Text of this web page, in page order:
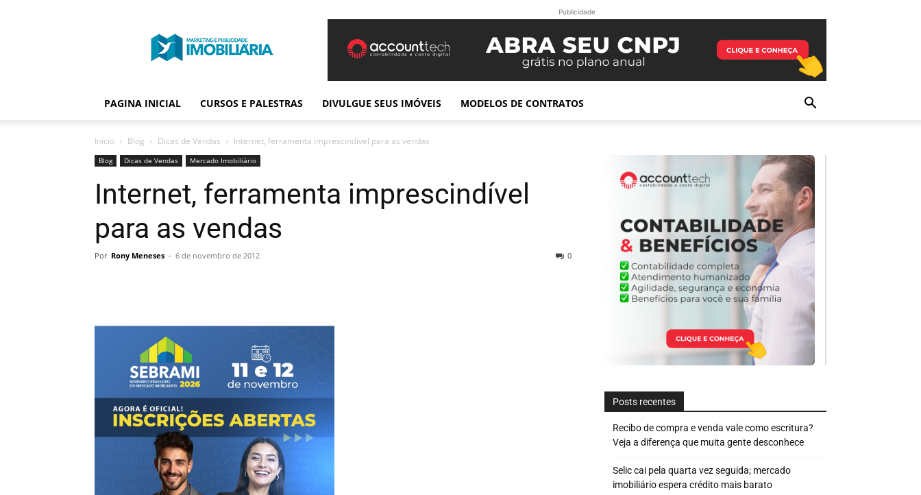
Publicidade
Imobiliária
Publicidade
PAGINA INICIAL CURSOS E PALESTRAS DIVULGUE SEUS IMÓVEIS MODELOS DE CONTRATOS
Início Blog Dicas de Vendas Internet, ferramenta imprescindível para as vendas
Blog Dicas de Vendas Mercado Imobiliário
Internet, ferramenta imprescindível
para as vendas
Por Rony Meneses - 6 de novembro de 2012 0
Posts recentes
Recibo de compra e venda vale como escritura?
Veja a diferença que muita gente desconhece
Selic cai pela quarta vez seguida; mercado
imobiliário espera crédito mais barato